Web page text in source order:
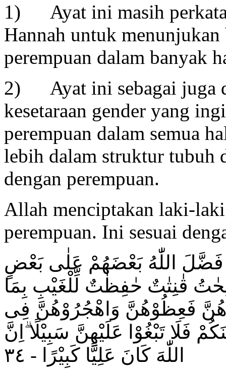
1) Ayat ini masih
Hannah untuk
perempuan dalam banyak
2) Ayat ini sebagai juga
kesetaraan gender yang
perempuan dalam semua
lebih dalam struktur tubuh
dengan perempuan.
Allah menciptakan laki-
perempuan. Ini sesuai
فَضَّلَ اللّٰهُ بَعْضَهُمْ عَلٰى بَعْضٍ
قٰنِتٰتٌ حٰفِظٰتٌ لِّلْغَيْبِ بِمَا
فَعِظُوْهُنَّ وَاهْجُرُوْهُنَّ فِى
فَلَا تَبْغُوْا عَلَيْهِنَّ سَبِيْلًا ۗاِنَّ
اللّٰهَ كَانَ عَلِيًّا كَبِيْرًا - ٣٤